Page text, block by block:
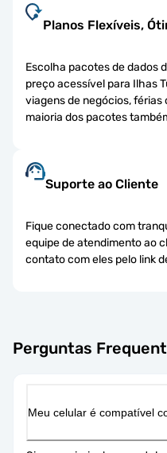
Planos Flexíveis,
Escolha pacotes de dados
preço acessível para Ilhas
viagens de negócios, férias
maioria dos pacotes
Suporte ao Cliente
Fique conectado com
equipe de atendimento ao
contato com eles pelo link
Perguntas
Meu celular é compatível